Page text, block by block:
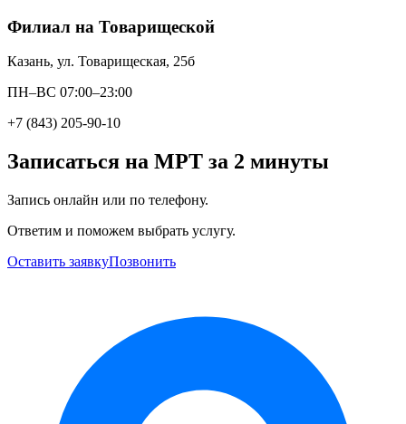
Филиал на Товарищеской
Казань, ул. Товарищеская, 25б
ПН–ВС 07:00–23:00
+7 (843) 205-90-10
Записаться на МРТ за 2 минуты
Запись онлайн или по телефону.
Ответим и поможем выбрать услугу.
Оставить заявкуПозвонить